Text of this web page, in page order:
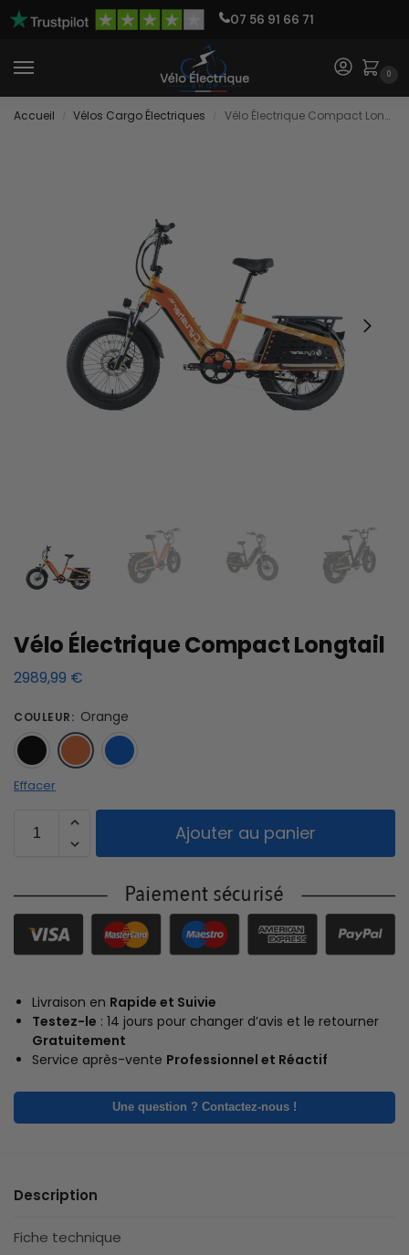
07 56 91 66 71
0
Accueil Vélos Cargo Électriques Vélo Électrique Compact Longtail
Vélo Électrique Compact Longtail
2989,99 €
COULEUR: Orange
Noir
Effacer
Ajouter au panier
Livraison en Rapide et Suivie
Testez-le : 14 jours pour changer d’avis et le retourner
Gratuitement
Service après-vente Professionnel et Réactif
Une question ? Contactez-nous !
Description
Fiche technique